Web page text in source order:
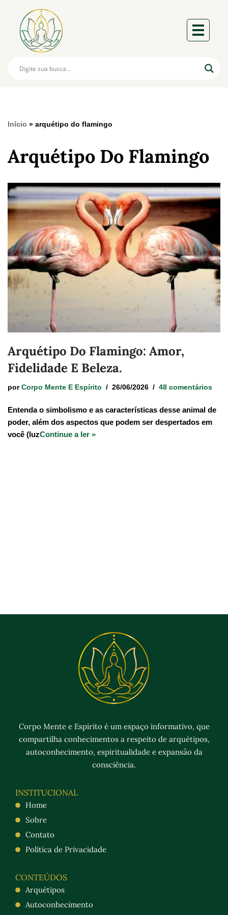
Início » arquétipo do flamingo
Arquétipo Do Flamingo
Arquétipo Do Flamingo: Amor,
Fidelidade E Beleza.
por Corpo Mente E Espírito 26/06/2026 48 comentários
Entenda o simbolismo e as características desse animal de
poder, além dos aspectos que podem ser despertados em
você (luzContinue a ler »
Corpo Mente e Espírito é um espaço informativo, que
compartilha conhecimentos a respeito de arquétipos,
autoconhecimento, espiritualidade e expansão da
consciência.
INSTITUCIONAL
Home
Sobre
Contato
Política de Privacidade
CONTEÚDOS
Arquétipos
Autoconhecimento